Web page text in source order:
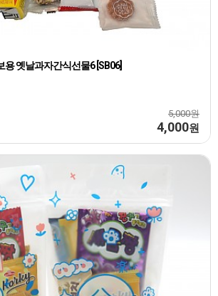
옛날과자간식선물6 [SB06]
5,000원
4,000원